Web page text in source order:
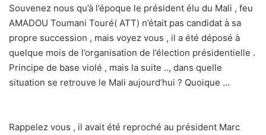
Souvenez nous qu’à l’époque le président élu du Mali , feu
AMADOU Toumani Touré( ATT) n’était pas candidat à sa
propre succession , mais voyez vous , il a été déposé à
quelque mois de l’organisation de l’élection présidentielle .
Principe de base violé , mais la suite .., dans quelle
situation se retrouve le Mali aujourd’hui ? Quoique …
Rappelez vous , il avait été reproché au président Marc